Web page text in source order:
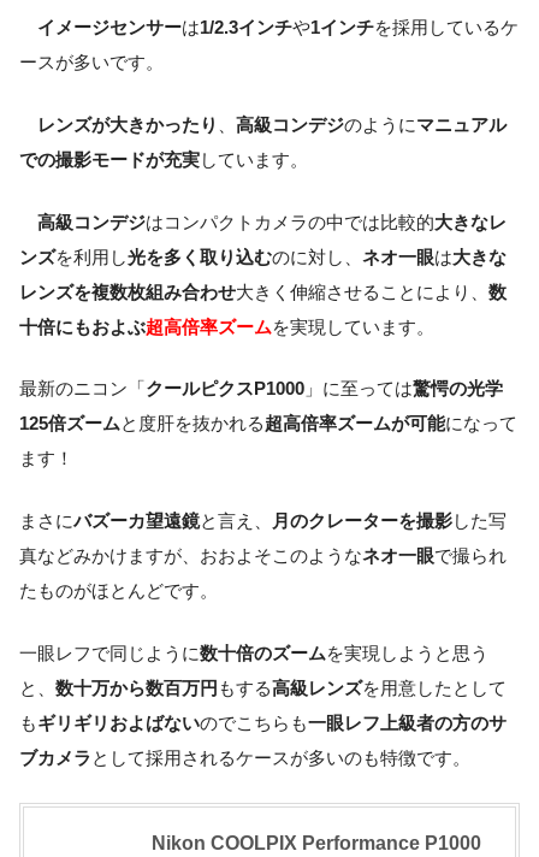
イメージセンサーは1/2.3インチや1インチを採用しているケ
ースが多いです。
レンズが大きかったり 高級コンデジのようにマニュアル
での撮影モードが充実しています。
高級コンデジはコンパクトカメラの中では比較的大きなレ
ンズを利用し光を多く取り込むのに対し、 ネオ一眼は大きな
レンズを複数枚組み合わせ大きく伸縮させることにより、 数
十倍にもおよぶ超高倍率ズームを実現しています。
最新のニコン「クールピクスP1000 」に至っては驚愕の光学
125倍ズームと度肝を抜かれる超高倍率ズームが可能になって
ます！
まさにバズーカ望遠鏡と言え、 月のクレーターを撮影した写
真などみかけますが、おおよそこのようなネオ一眼で撮られ
たものがほとんどです。
一眼レフで同じように数十倍のズームを実現しようと思う
と、 数十万から数百万円 もする高級レンズを用意したとして
もギリギリおよばないのでこちらも一眼レフ上級者の方のサ
ブカメラとして採用されるケースが多いのも特徴です。
Nikon COOLPIX Performance P1000